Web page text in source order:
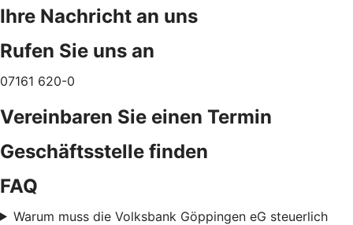
Ihre Nachricht an uns
Rufen Sie uns an
07161 620-0
Vereinbaren Sie einen Termin
Geschäftsstelle finden
FAQ
Warum muss die Volksbank Göppingen eG steuerlich